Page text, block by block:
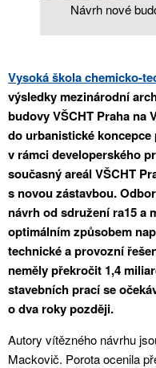
Návrh nové
Vysoká škola chemicko-
výsledky mezinárodní
budovy VŠCHT Praha na
do urbanistické
v rámci developerského
současný areál VŠCHT
s novou zástavbou.
návrh od sdružení ra15 a
optimálním způsobem
technické a provozní
neměly překročit 1,4
stavebních prací se
o dva roky později.
Autory vítězného návrhu
Mackovič. Porota ocenila